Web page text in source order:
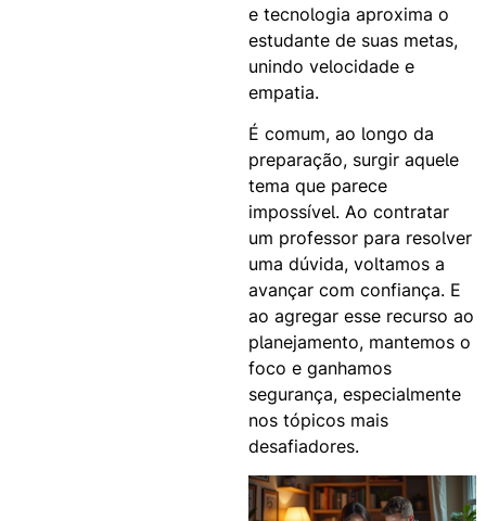
e tecnologia aproxima o
estudante de suas metas,
unindo velocidade e
empatia.
É comum, ao longo da
preparação, surgir aquele
tema que parece
impossível. Ao contratar
um professor para resolver
uma dúvida, voltamos a
avançar com confiança. E
ao agregar esse recurso ao
planejamento, mantemos o
foco e ganhamos
segurança, especialmente
nos tópicos mais
desafiadores.